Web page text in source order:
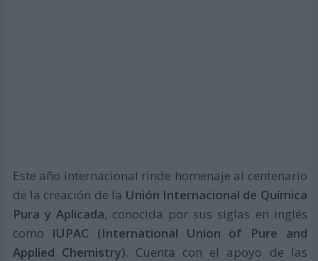
Este año internacional rinde homenaje al centenario
de la creación de la Unión Internacional de Química
Pura y Aplicada, conocida por sus siglas en inglés
como IUPAC (International Union of Pure and
Applied Chemistry). Cuenta con el apoyo de las